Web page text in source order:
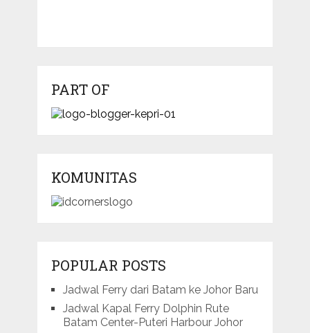
PART OF
KOMUNITAS
POPULAR POSTS
Jadwal Ferry dari Batam ke Johor Baru
Jadwal Kapal Ferry Dolphin Rute
Batam Center-Puteri Harbour Johor